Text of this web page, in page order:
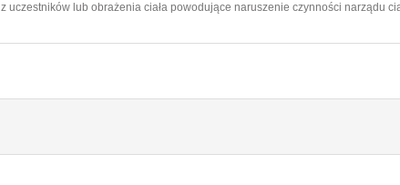
lub obrażenia ciała powodujące naruszenie czynności narządu